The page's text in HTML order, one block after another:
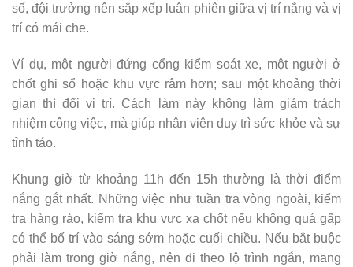
số, đội trưởng nên sắp xếp luân phiên giữa vị trí nắng và vị
trí có mái che.
Ví dụ, một người đứng cổng kiểm soát xe, một người ở
chốt ghi sổ hoặc khu vực râm hơn; sau một khoảng thời
gian thì đổi vị trí. Cách làm này không làm giảm trách
nhiệm công việc, mà giúp nhân viên duy trì sức khỏe và sự
tỉnh táo.
Khung giờ từ khoảng 11h đến 15h thường là thời điểm
nắng gắt nhất. Những việc như tuần tra vòng ngoài, kiểm
tra hàng rào, kiểm tra khu vực xa chốt nếu không quá gấp
có thể bố trí vào sáng sớm hoặc cuối chiều. Nếu bắt buộc
phải làm trong giờ nắng, nên đi theo lộ trình ngắn, mang